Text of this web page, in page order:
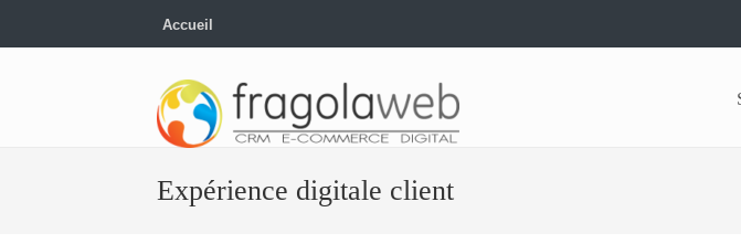
Accueil
Expérience digitale client